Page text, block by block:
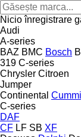
Nicio înregistrare
Audi
A-series
BAZ BMC Bosch
319 C-series
Chrysler Citroen
Jumper
Continental
C-series
DAF
CF LF SB XF